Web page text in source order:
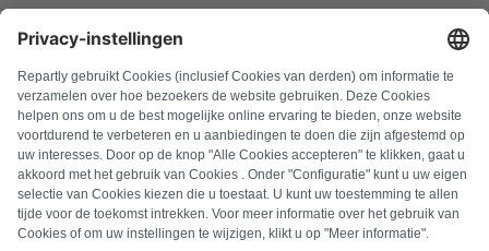
FAQ
Alle foutcodes
Over ons
Druk op
Colofon